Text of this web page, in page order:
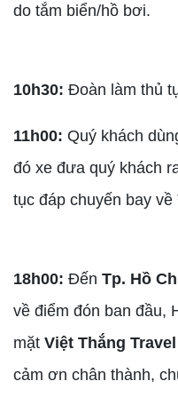
do tắm biển/hồ bơi.
10h30: Đoàn làm thủ
11h00: Quý khách
đó xe đưa quý khách
tục đáp chuyến bay về
18h00: Đến Tp. Hồ
về điểm đón ban đầu,
mặt Việt Thắng Travel
cảm ơn chân thành,